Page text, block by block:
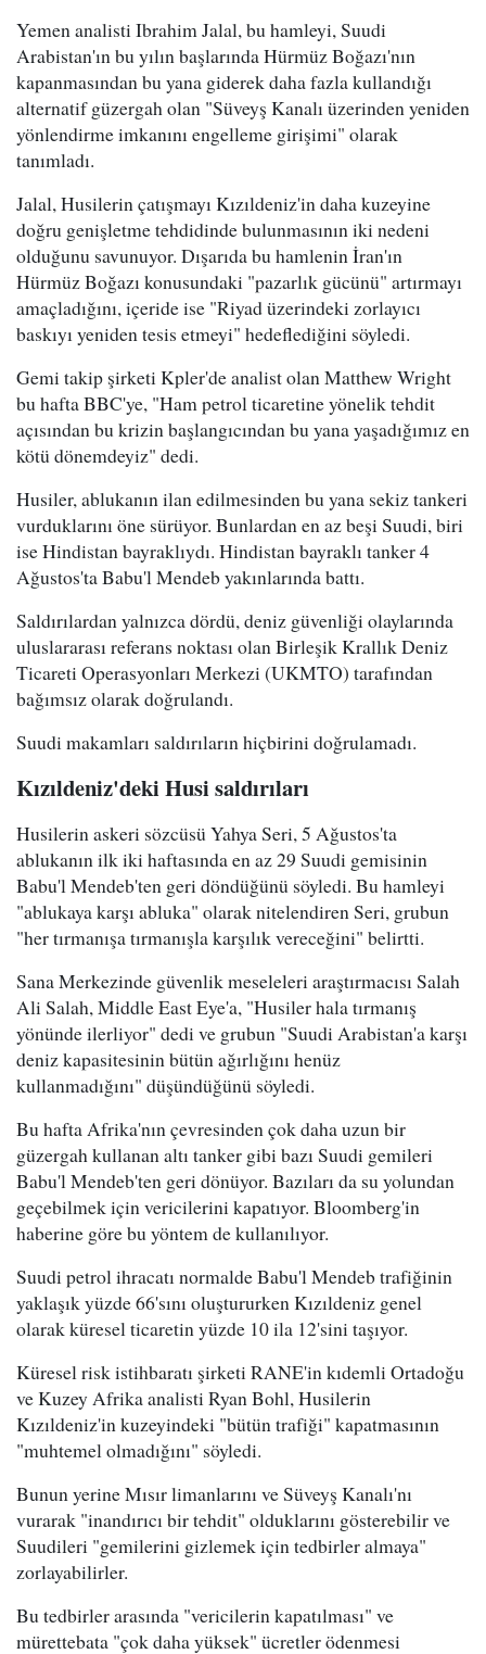
Yemen analisti Ibrahim Jalal, bu hamleyi, Suudi
Arabistan'ın bu yılın başlarında Hürmüz Boğazı'nın
kapanmasından bu yana giderek daha fazla kullandığı
alternatif güzergah olan "Süveyş Kanalı üzerinden yeniden
yönlendirme imkanını engelleme girişimi" olarak
tanımladı.
Jalal, Husilerin çatışmayı Kızıldeniz'in daha kuzeyine
doğru genişletme tehdidinde bulunmasının iki nedeni
olduğunu savunuyor. Dışarıda bu hamlenin İran'ın
Hürmüz Boğazı konusundaki "pazarlık gücünü" artırmayı
amaçladığını, içeride ise "Riyad üzerindeki zorlayıcı
baskıyı yeniden tesis etmeyi" hedeflediğini söyledi.
Gemi takip şirketi Kpler'de analist olan Matthew Wright
bu hafta BBC'ye, "Ham petrol ticaretine yönelik tehdit
açısından bu krizin başlangıcından bu yana yaşadığımız en
kötü dönemdeyiz" dedi.
Husiler, ablukanın ilan edilmesinden bu yana sekiz tankeri
vurduklarını öne sürüyor. Bunlardan en az beşi Suudi, biri
ise Hindistan bayraklıydı. Hindistan bayraklı tanker 4
Ağustos'ta Babu'l Mendeb yakınlarında battı.
Saldırılardan yalnızca dördü, deniz güvenliği olaylarında
uluslararası referans noktası olan Birleşik Krallık Deniz
Ticareti Operasyonları Merkezi (UKMTO) tarafından
bağımsız olarak doğrulandı.
Suudi makamları saldırıların hiçbirini doğrulamadı.
Kızıldeniz'deki Husi saldırıları
Husilerin askeri sözcüsü Yahya Seri, 5 Ağustos'ta
ablukanın ilk iki haftasında en az 29 Suudi gemisinin
Babu'l Mendeb'ten geri döndüğünü söyledi. Bu hamleyi
"ablukaya karşı abluka" olarak nitelendiren Seri, grubun
"her tırmanışa tırmanışla karşılık vereceğini" belirtti.
Sana Merkezinde güvenlik meseleleri araştırmacısı Salah
Ali Salah, Middle East Eye'a, "Husiler hala tırmanış
yönünde ilerliyor" dedi ve grubun "Suudi Arabistan'a karşı
deniz kapasitesinin bütün ağırlığını henüz
kullanmadığını" düşündüğünü söyledi.
Bu hafta Afrika'nın çevresinden çok daha uzun bir
güzergah kullanan altı tanker gibi bazı Suudi gemileri
Babu'l Mendeb'ten geri dönüyor. Bazıları da su yolundan
geçebilmek için vericilerini kapatıyor. Bloomberg'in
haberine göre bu yöntem de kullanılıyor.
Suudi petrol ihracatı normalde Babu'l Mendeb trafiğinin
yaklaşık yüzde 66'sını oluştururken Kızıldeniz genel
olarak küresel ticaretin yüzde 10 ila 12'sini taşıyor.
Küresel risk istihbaratı şirketi RANE'in kıdemli Ortadoğu
ve Kuzey Afrika analisti Ryan Bohl, Husilerin
Kızıldeniz'in kuzeyindeki "bütün trafiği" kapatmasının
"muhtemel olmadığını" söyledi.
Bunun yerine Mısır limanlarını ve Süveyş Kanalı'nı
vurarak "inandırıcı bir tehdit" olduklarını gösterebilir ve
Suudileri "gemilerini gizlemek için tedbirler almaya"
zorlayabilirler.
Bu tedbirler arasında "vericilerin kapatılması" ve
mürettebata "çok daha yüksek" ücretler ödenmesi